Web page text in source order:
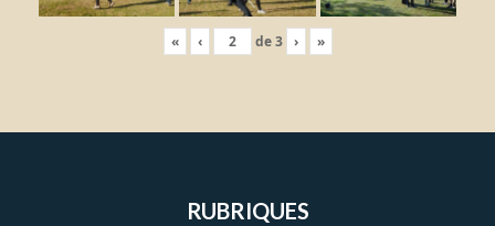
« ‹ de3 › »
RUBRIQUES